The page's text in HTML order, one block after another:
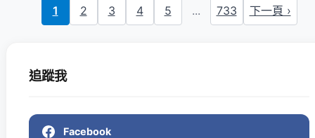
1 2 3 4 5 ... 733 下一頁 ›
追蹤我
Facebook